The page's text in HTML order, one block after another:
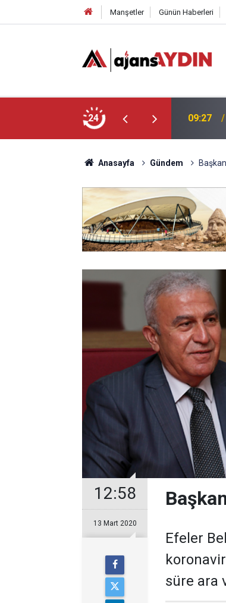
Manşetler Günün Haberleri
24
çok sayıda gözaltı var 09:14
Anasayfa Gündem
12:58
13 Mart 2020
Efeler
süre ara